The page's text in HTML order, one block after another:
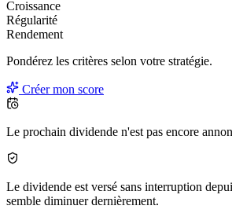
Croissance
Régularité
Rendement
Pondérez les critères selon votre stratégie.
Créer mon score
Le prochain dividende n'est pas encore
Le dividende est versé sans interruption
semble diminuer dernièrement.